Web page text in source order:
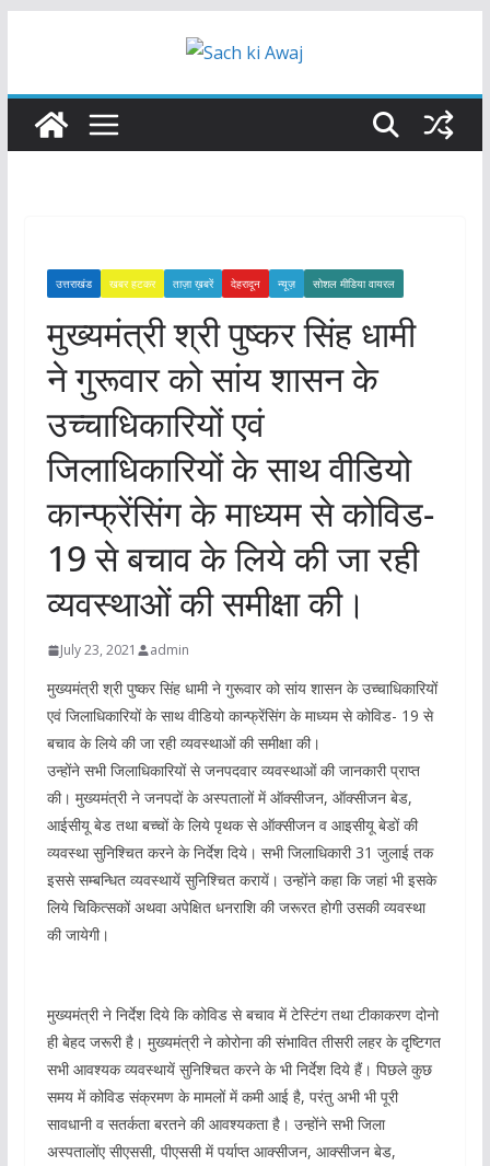
उत्तराखंड खबर हटकर ताज़ा ख़बरें देहरादून न्यूज़ सोशल मीडिया वायरल
मुख्यमंत्री श्री पुष्कर सिंह धामी
ने गुरूवार को सांय शासन के
उच्चाधिकारियों एवं
जिलाधिकारियों के साथ वीडियो
कान्फ्रेंसिंग के माध्यम से कोविड-
19 से बचाव के लिये की जा रही
व्यवस्थाओं की समीक्षा की।
July 23, 2021 admin
मुख्यमंत्री श्री पुष्कर सिंह धामी ने गुरूवार को सांय शासन के उच्चाधिकारियों
एवं जिलाधिकारियों के साथ वीडियो कान्फ्रेंसिंग के माध्यम से कोविड- 19 से
बचाव के लिये की जा रही व्यवस्थाओं की समीक्षा की।
उन्होंने सभी जिलाधिकारियों से जनपदवार व्यवस्थाओं की जानकारी प्राप्त
की। मुख्यमंत्री ने जनपदों के अस्पतालों में ऑक्सीजन, ऑक्सीजन बेड,
आईसीयू बेड तथा बच्चों के लिये पृथक से ऑक्सीजन व आइसीयू बेडों की
व्यवस्था सुनिश्चित करने के निर्देश दिये। सभी जिलाधिकारी 31 जुलाई तक
इससे सम्बन्धित व्यवस्थायें सुनिश्चित करायें। उन्होंने कहा कि जहां भी इसके
लिये चिकित्सकों अथवा अपेक्षित धनराशि की जरूरत होगी उसकी व्यवस्था
की जायेगी।
मुख्यमंत्री ने निर्देश दिये कि कोविड से बचाव में टेस्टिंग तथा टीकाकरण दोनो
ही बेहद जरूरी है। मुख्यमंत्री ने कोरोना की संभावित तीसरी लहर के दृष्टिगत
सभी आवश्यक व्यवस्थायें सुनिश्चित करने के भी निर्देश दिये हैं। पिछले कुछ
समय में कोविड संक्रमण के मामलों में कमी आई है, परंतु अभी भी पूरी
सावधानी व सतर्कता बरतने की आवश्यकता है। उन्होंने सभी जिला
अस्पतालोंए सीएससी, पीएससी में पर्याप्त आक्सीजन, आक्सीजन बेड,